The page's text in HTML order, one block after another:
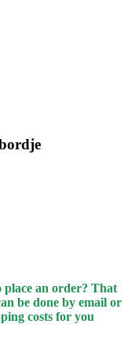
an order? That
be done by email or
costs for you